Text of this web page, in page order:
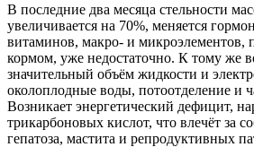
В последние два месяца стельности
увеличивается на 70%, меняется
витаминов, макро- и микроэлементов,
кормом, уже недостаточно. К тому же
значительный объём жидкости и
околоплодные воды, потоотделение и
Возникает энергетический дефицит,
трикарбоновых кислот, что влечёт за
гепатоза, мастита и репродуктивных